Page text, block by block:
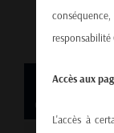
30
07, 2025
responsabilité
Accès aux
L'accès à